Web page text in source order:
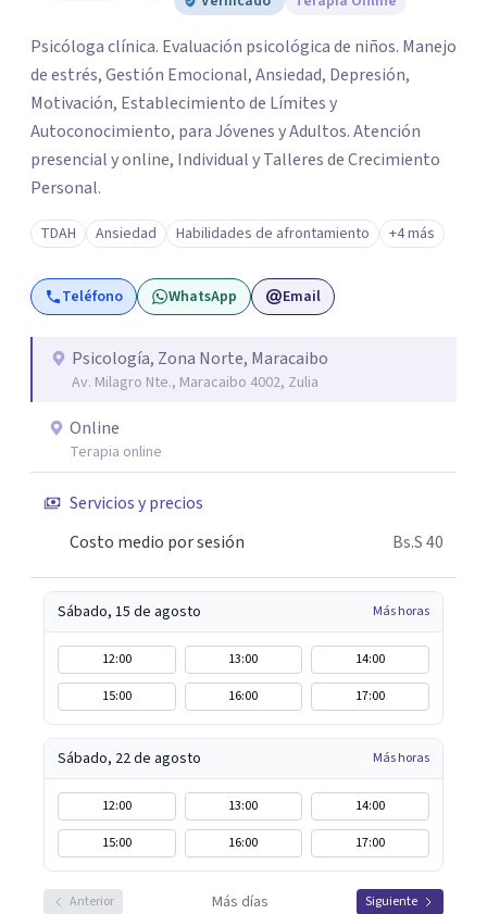
Psicóloga clínica. Evaluación psicológica de niños. Manejo
de estrés, Gestión Emocional, Ansiedad, Depresión,
Motivación, Establecimiento de Límites y
Autoconocimiento, para Jóvenes y Adultos. Atención
presencial y online, Individual y Talleres de Crecimiento
Personal.
TDAH Ansiedad Habilidades de afrontamiento +4 más
Teléfono WhatsApp Email
Psicología, Zona Norte, Maracaibo
Av. Milagro Nte., Maracaibo 4002, Zulia
Online
Terapia online
Servicios y precios
Costo medio por sesión
Bs.S 40
Sábado, 15 de agosto Más horas
12:00 13:00
14:00
15:00
16:00 17:00
Sábado, 22 de agosto Más horas
12:00 13:00
14:00
15:00
16:00 17:00
Anterior Más días Siguiente